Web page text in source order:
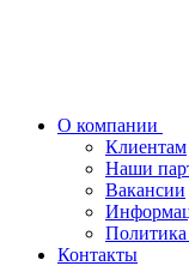
О компании
Клиентам
Наши
Вакансии
Политика
Контакты